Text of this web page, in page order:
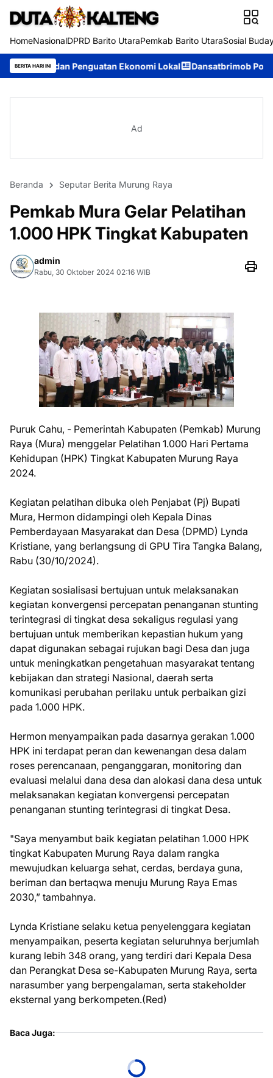
HomeNasionalDPRD Barito UtaraPemkab Barito UtaraSosial
BERITA HARI INIEkonomi Lokal Dansatbrimob Polda Kalteng Pimpin
Ad
Beranda Seputar Berita Murung Raya
Pemkab Mura Gelar Pelatihan
1.000 HPK Tingkat Kabupaten
admin
Rabu, 30 Oktober 2024 02:16 WIB
Puruk Cahu, - Pemerintah Kabupaten (Pemkab) Murung
Raya (Mura) menggelar Pelatihan 1.000 Hari Pertama
Kehidupan (HPK) Tingkat Kabupaten Murung Raya
2024.
Kegiatan pelatihan dibuka oleh Penjabat (Pj) Bupati
Mura, Hermon didampingi oleh Kepala Dinas
Pemberdayaan Masyarakat dan Desa (DPMD) Lynda
Kristiane, yang berlangsung di GPU Tira Tangka Balang,
Rabu (30/10/2024).
Kegiatan sosialisasi bertujuan untuk melaksanakan
kegiatan konvergensi percepatan penanganan stunting
terintegrasi di tingkat desa sekaligus regulasi yang
bertujuan untuk memberikan kepastian hukum yang
dapat digunakan sebagai rujukan bagi Desa dan juga
untuk meningkatkan pengetahuan masyarakat tentang
kebijakan dan strategi Nasional, daerah serta
komunikasi perubahan perilaku untuk perbaikan gizi
pada 1.000 HPK.
Hermon menyampaikan pada dasarnya gerakan 1.000
HPK ini terdapat peran dan kewenangan desa dalam
roses perencanaan, penganggaran, monitoring dan
evaluasi melalui dana desa dan alokasi dana desa untuk
melaksanakan kegiatan konvergensi percepatan
penanganan stunting terintegrasi di tingkat Desa.
"Saya menyambut baik kegiatan pelatihan 1.000 HPK
tingkat Kabupaten Murung Raya dalam rangka
mewujudkan keluarga sehat, cerdas, berdaya guna,
beriman dan bertaqwa menuju Murung Raya Emas
2030,” tambahnya.
Lynda Kristiane selaku ketua penyelenggara kegiatan
menyampaikan, peserta kegiatan seluruhnya berjumlah
kurang lebih 348 orang, yang terdiri dari Kepala Desa
dan Perangkat Desa se-Kabupaten Murung Raya, serta
narasumber yang berpengalaman, serta stakeholder
eksternal yang berkompeten.(Red)
Baca Juga: